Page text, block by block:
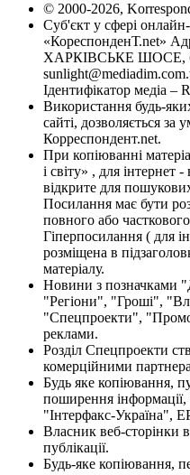
© 2000-2026,
Суб'єкт у сфері
«КореспонденТ.net»
ХАРКІВСЬКЕ ШОСЕ,
Ідентифікатор медіа –
Використання будь-
сайті, дозволяється за
Корреспондент.net.
При копіюванні
і світу» , для інтернет
відкрите для
Посилання має бути
повного або
Гіперпосилання ( для
розміщена в
матеріалу.
Новини з позначками
"Регіони", "Гроші",
"Спецпроекти",
реклами.
Розділ Спецпроекти
комерційними
Будь яке копіювання,
поширення
"Інтерфакс-Україна",
Власник веб-сторінки
публікації.
Будь-яке копіювання,